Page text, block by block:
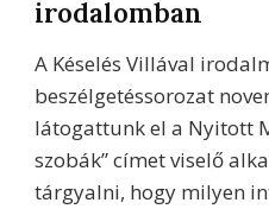
irodalomban
A Késelés Villával
beszélgetéssorozat
látogattunk el a Nyitott
szobák” címet viselő
tárgyalni, hogy milyen